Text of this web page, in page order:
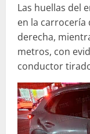
Las huellas del
en la
derecha,
metros, con
conductor